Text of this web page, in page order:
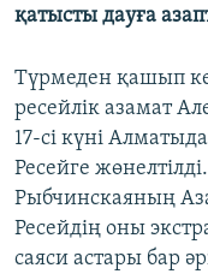
қатысты дауға
Түрмеден қашып
ресейлік азамат
17-сі күні
Ресейге
Рыбчинскаяның
Ресейдің оны
саяси астары бар